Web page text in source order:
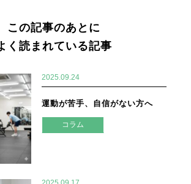
この記事のあとに
く読まれている記事
2025.09.24
運動が苦手、自信がない方へ
コラム